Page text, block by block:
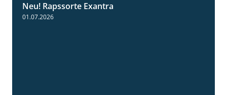
Neu! Rapssorte Exantra
01.07.2026